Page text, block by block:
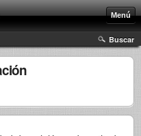
Menú
Buscar